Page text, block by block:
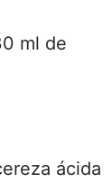
ml de
ácida